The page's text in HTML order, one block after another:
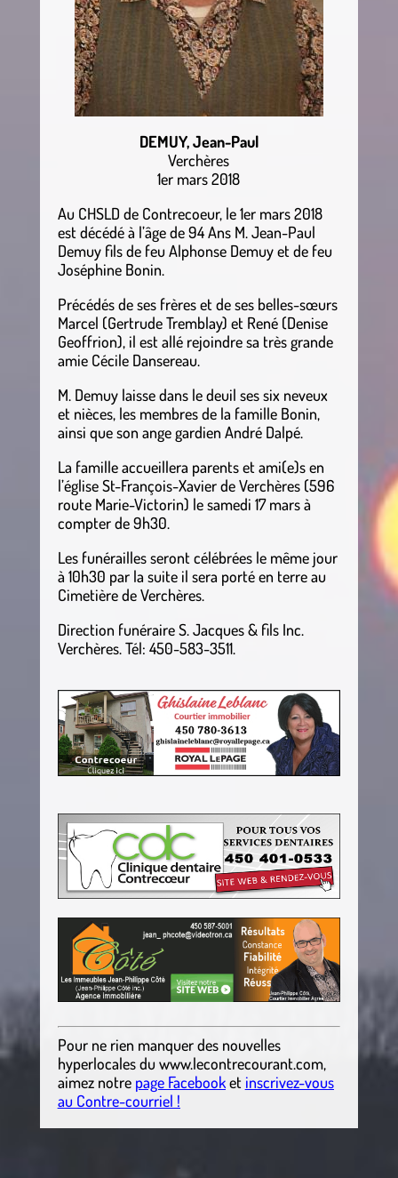
DEMUY, Jean-Paul
Verchères
1er mars 2018
Au CHSLD de Contrecoeur, le 1er mars 2018
est décédé à l’âge de 94 Ans M. Jean-Paul
Demuy fils de feu Alphonse Demuy et de feu
Joséphine Bonin.
Précédés de ses frères et de ses belles-sœurs
Marcel (Gertrude Tremblay) et René (Denise
Geoffrion), il est allé rejoindre sa très grande
amie Cécile Dansereau.
M. Demuy laisse dans le deuil ses six neveux
et nièces, les membres de la famille Bonin,
ainsi que son ange gardien André Dalpé.
La famille accueillera parents et ami(e)s en
l’église St-François-Xavier de Verchères (596
route Marie-Victorin) le samedi 17 mars à
compter de 9h30.
Les funérailles seront célébrées le même jour
à 10h30 par la suite il sera porté en terre au
Cimetière de Verchères.
Direction funéraire S. Jacques & fils Inc.
Verchères. Tél: 450-583-3511.
Pour ne rien manquer des nouvelles
hyperlocalesdu www.lecontrecourant.com,
aimez notre page Facebooket inscrivez-vous
au Contre-courriel !